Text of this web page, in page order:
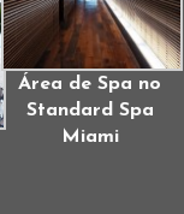
Área de Spa no
Standard Spa
Miami